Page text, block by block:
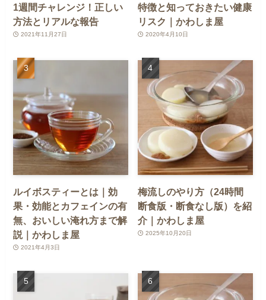
1週間チャレンジ！正しい
方法とリアルな報告
2021年11月27日
特徴と知っておきたい健康
リスク｜かわしま屋
2020年4月10日
ルイボスティーとは｜効
果・効能とカフェインの有
無、おいしい淹れ方まで解
説｜かわしま屋
2021年4月3日
梅流しのやり方（24時間
断食版・断食なし版）を紹
介｜かわしま屋
2025年10月20日